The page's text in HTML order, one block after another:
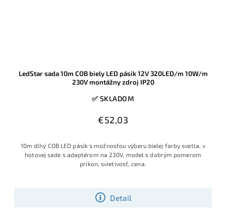
LedStar sada 10m COB biely LED pásik 12V 320LED/m 10W/m
230V montážny zdroj IP20
✅ SKLADOM
€52,03
Detail
10m dlhý COB LED pásik s možnosťou výberu bielej farby svetla, v
hotovej sade s adaptérom na 230V, model s dobrým pomerom
príkon, svietivosť, cena.